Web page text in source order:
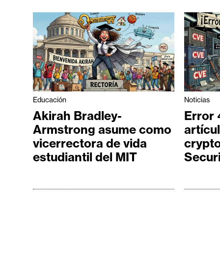
s
C
o
n
t
a
c
t
o
y
Educación
Akirah Bradley-
Armstrong asume como
vicerrectora de vida
estudiantil del MIT
Noticias
Error